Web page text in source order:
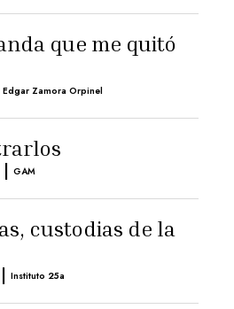
que me quitó
Edgar Zamora Orpinel
| GAM
custodias de la
| Instituto 25a